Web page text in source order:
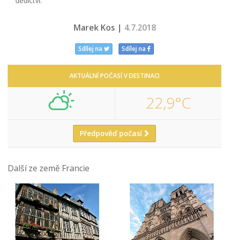
Marek Kos | 4.7.2018
Sdílej na Sdílej na
AKTUÁLNÍ POČASÍ V DESTINACI
22,9°C
Předpověď počasí
Další ze země Francie